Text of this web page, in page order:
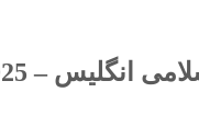
انگلیس – 2025